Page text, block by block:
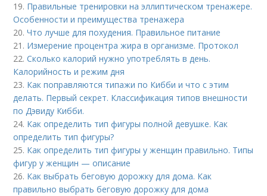
19. Правильные тренировки на эллиптическом тренажере.
Особенности и преимущества тренажера
20.Что лучше для похудения. Правильное питание
21. Измерение процентра жира в организме. Протокол
22.Сколько калорий нужно употреблять в день.
Калорийность и режим дня
23. Как поправляются типажи по Кибби и что с этим
делать. Первый секрет. Классификация типов внешности
по Дэвиду Кибби.
24. Как определить тип фигуры полной девушке. Как
определить тип фигуры?
25. Как определить тип фигуры у женщин правильно. Типы
фигур у женщин — описание
26. Как выбрать беговую дорожку для дома. Как
правильно выбрать беговую дорожку для дома